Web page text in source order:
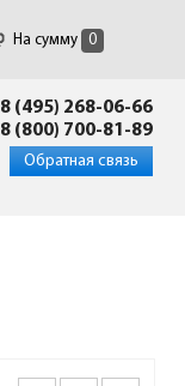
На сумму 0
8 (495) 268-06-66
8 (800) 700-81-89
Обратная связь